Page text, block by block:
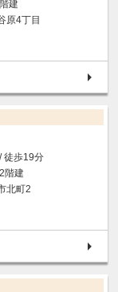
建
原4丁目
/ 徒歩19分
階建
北町2